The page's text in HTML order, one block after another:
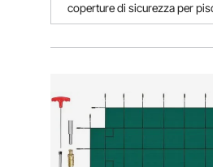
coperture di sicurezza per